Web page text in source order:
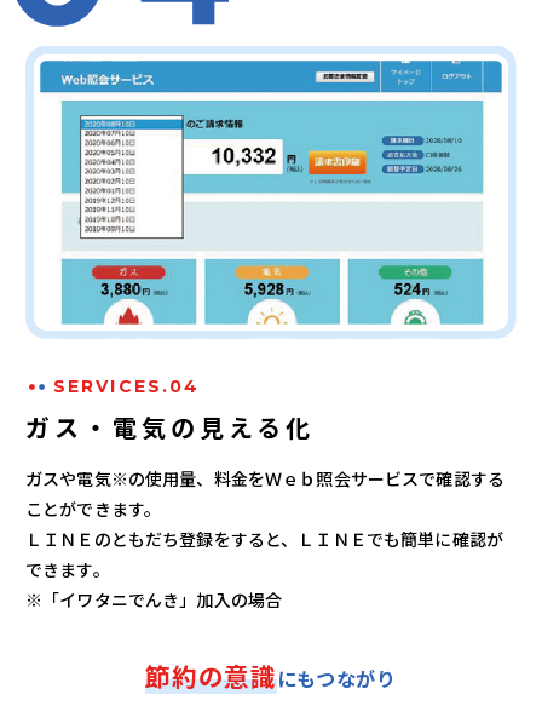
SERVICES.04
ガス・電気の見える化
ガスや電気※の使用量、料金をＷｅｂ照会サービスで確認する
ことができます。
ＬＩＮＥのともだち登録をすると、ＬＩＮＥでも簡単に確認が
できます。
※「イワタニでんき」加入の場合
節約の意識にもつながり